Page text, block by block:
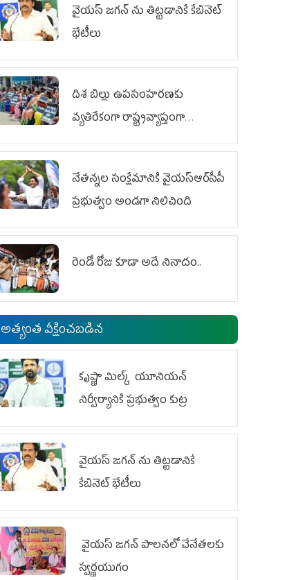
వైయ‌స్ జగన్‌ ను తిట్టడానికే కేబినెట్‌
భేటీలు
దిశ బిల్లు ఉపసంహరణకు
వ్యతిరేకంగా రాష్ట్రవ్యాప్తంగా
వైయ‌స్ఆర్‌సీపీ మహిళా విభాగం
నేతన్నల సంక్షేమానికి వైయ‌స్ఆర్‌సీపీ
ప్రభుత్వం అండగా నిలిచింది
రెండో రోజు కూడా అదే నినాదం..
అత్యంత వీక్షించబడిన
కృష్ణా మిల్క్‌ యూనియన్‌
నిర్వీర్యానికి ప్రభుత్వం కుట్ర
వైయ‌స్ జగన్‌ ను తిట్టడానికే
కేబినెట్‌ భేటీలు
వైయ‌స్ జగన్ పాలనలో చేనేతలకు
స్వర్ణయుగం